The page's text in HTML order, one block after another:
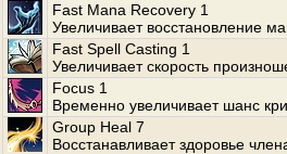
Fast Mana Recovery 1
Увеличивает восстановление
Fast Spell Casting 1
Увеличивает скорость
Focus 1
Временно увеличивает шанс
Group Heal 7
Восстанавливает здоровье